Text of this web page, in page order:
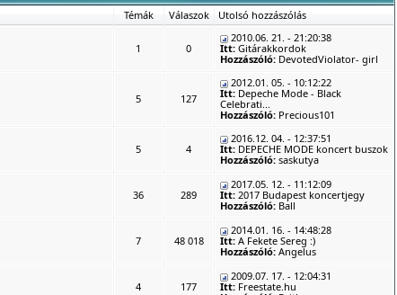
Témák Válaszok
Utolsó hozzászólás
1 0
2010.06. 21. - 21:20:38
Itt: Gitárakkordok
Hozzászóló: DevotedViolator- girl
5 127
2012.01. 05. - 10:12:22
Itt: Depeche Mode - Black
Celebrati...
Hozzászóló: Precious101
5 4
2016.12. 04. - 12:37:51
Itt: DEPECHE MODE koncert buszok
Hozzászóló: saskutya
36 289
2017.05. 12. - 11:12:09
Itt: 2017 Budapest koncertjegy
Hozzászóló: Ball
7 48 018
2014.01. 16. - 14:48:28
Itt: A Fekete Sereg :)
Hozzászóló: Angelus
4 177
2009.07. 17. - 12:04:31
Itt: Freestate.hu